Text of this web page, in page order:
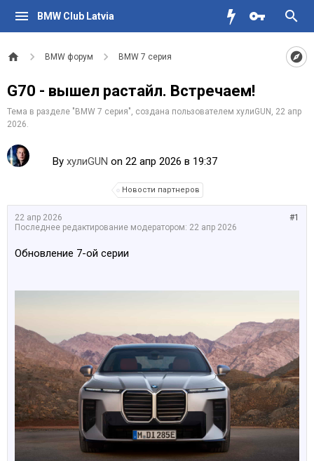
BMW Club Latvia
BMW форум BMW 7 серия
G70 - вышел растайл. Встречаем!
Тема в разделе " BMW 7 серия", создана пользователем хулиGUN , 22 апр
2026.
By хулиGUN on 22 апр 2026 в 19:37
Новости партнеров
#1
22 апр 2026
Последнее редактирование модератором: 22 апр 2026
Обновление 7-ой серии